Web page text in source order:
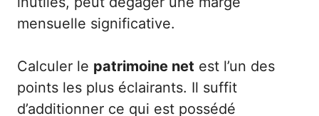
mensuelle significative.
Calculer le patrimoine net est l’un des
points les plus éclairants. Il suffit
d’additionner ce qui est possédé